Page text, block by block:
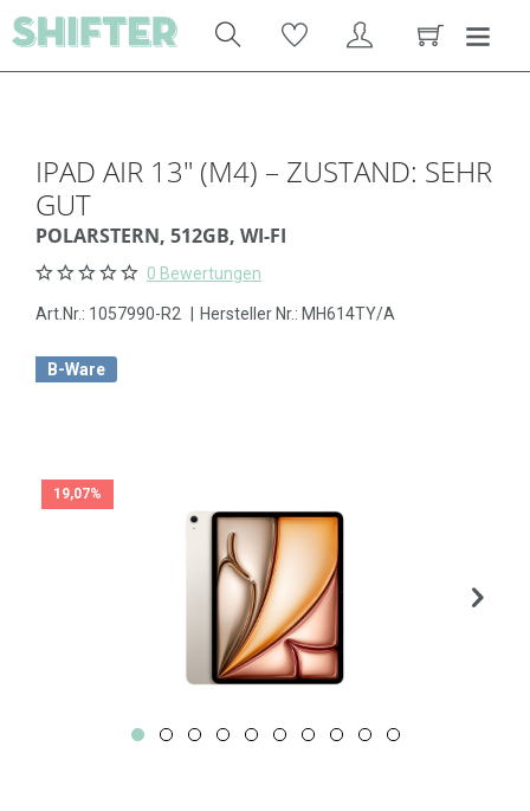
IPAD AIR 13" (M4) – ZUSTAND: SEHR
GUT
POLARSTERN, 512GB, WI-FI
0 Bewertungen
Art.Nr.: 1057990-R2 Hersteller Nr.: MH614TY/A
B-Ware
19,07%